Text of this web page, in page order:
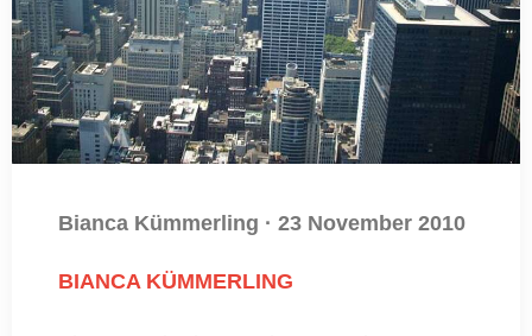
Bianca Kümmerling · 23 November 2010
BIANCA KÜMMERLING